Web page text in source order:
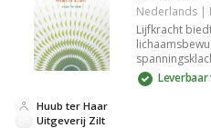
Lijfkracht
presenteert
inzichten over
kracht
Leverbaar
Uitgeverij Zilt
Huub ter Haar